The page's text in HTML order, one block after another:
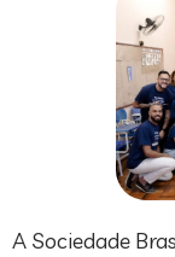
A Sociedade